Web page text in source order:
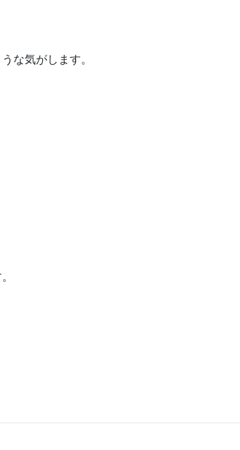
な気がします。